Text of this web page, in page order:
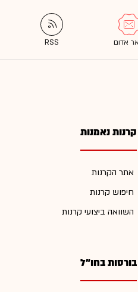
קרנות נאמנות
אתר הקרנות
חיפוש קרנות
השוואה ביצועי קרנות
בורסות בחו"ל